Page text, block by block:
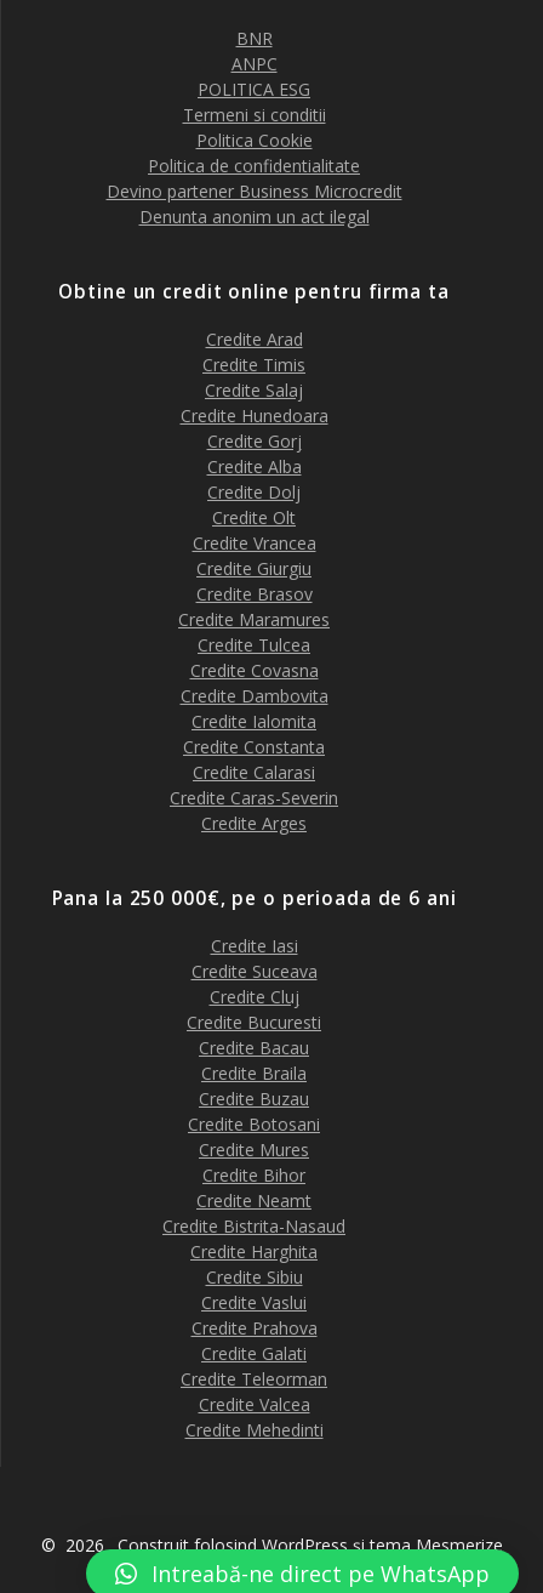
BNR
ANPC
POLITICA ESG
Termeni si conditii
Politica Cookie
Politica de confidentialitate
Devino partener Business Microcredit
Denunta anonim un act ilegal
Obtine un credit online pentru firma ta
Credite Arad
Credite Timis
Credite Salaj
Credite Hunedoara
Credite Gorj
Credite Alba
Credite Dolj
Credite Olt
Credite Vrancea
Credite Giurgiu
Credite Brasov
Credite Maramures
Credite Tulcea
Credite Covasna
Credite Dambovita
Credite Ialomita
Credite Constanta
Credite Calarasi
Credite Caras-Severin
Credite Arges
Pana la 250 000€, pe o perioada de 6 ani
Credite Iasi
Credite Suceava
Credite Cluj
Credite Bucuresti
Credite Bacau
Credite Braila
Credite Buzau
Credite Botosani
Credite Mures
Credite Bihor
Credite Neamt
Credite Bistrita-Nasaud
Credite Harghita
Credite Sibiu
Credite Vaslui
Credite Prahova
Credite Galati
Credite Teleorman
Credite Valcea
Credite Mehedinti
© 2026 . Construit folosind WordPress șitema Mesmerize
Intreabă-ne direct pe WhatsApp